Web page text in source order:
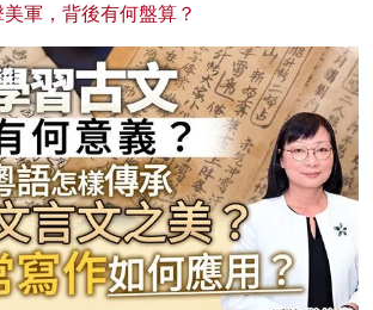
軍，背後有何盤算？